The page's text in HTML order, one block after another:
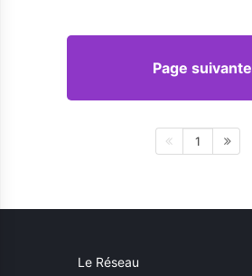
Page suivante
1
Le Réseau